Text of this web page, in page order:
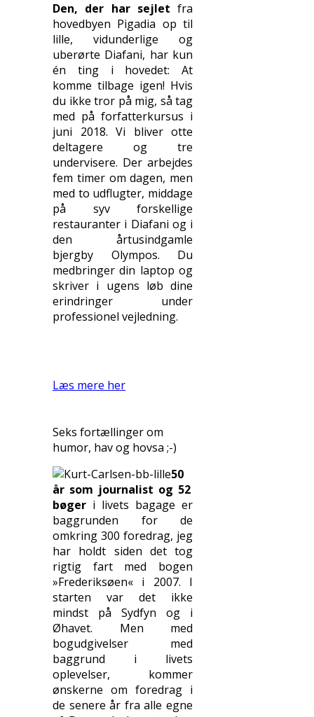
Den, der har sejlet fra
hovedbyen Pigadia op til
lille, vidunderlige og
uberørte Diafani, har kun
én ting i hovedet: At
komme tilbage igen! Hvis
du ikke tror på mig, så tag
med på forfatterkursus i
juni 2018. Vi bliver otte
deltagere og tre
undervisere. Der arbejdes
fem timer om dagen, men
med to udflugter, middage
på syv forskellige
restauranter i Diafani og i
den årtusindgamle
bjergby Olympos. Du
medbringer din laptop og
skriver i ugens løb dine
erindringer under
professionel vejledning.
Læs mere her
Seks fortællinger om
humor, hav og hovsa ;-)
50
år som journalist og 52
bøger i livets bagage er
baggrunden for de
omkring 300 foredrag, jeg
har holdt siden det tog
rigtig fart med bogen
»Frederiksøen« i 2007. I
starten var det ikke
mindst på Sydfyn og i
Øhavet. Men med
bogudgivelser med
baggrund i livets
oplevelser, kommer
ønskerne om foredrag i
de senere år fra alle egne